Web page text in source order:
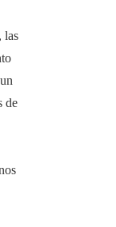
las
de